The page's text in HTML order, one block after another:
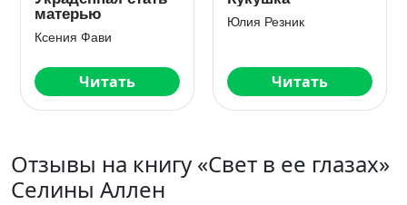
ошибка
Нэнси Найт
Читать
Александра Салиева
Читать
Отзывы на книгу «Свет в ее глазах»
Селины Аллен